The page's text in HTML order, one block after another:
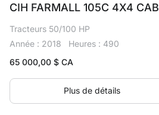
CIH FARMALL 105C 4X4 CAB
Tracteurs 50/100 HP
Année : 2018
Heures : 490
65 000,00 $ CA
Plus de détails